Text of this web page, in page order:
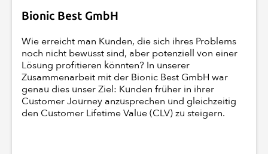
Bionic Best GmbH
Wie erreicht man Kunden, die sich ihres Problems
noch nicht bewusst sind, aber potenziell von einer
Lösung profitieren könnten? In unserer
Zusammenarbeit mit der Bionic Best GmbH war
genau dies unser Ziel: Kunden früher in ihrer
Customer Journey anzusprechen und gleichzeitig
den Customer Lifetime Value (CLV) zu steigern.